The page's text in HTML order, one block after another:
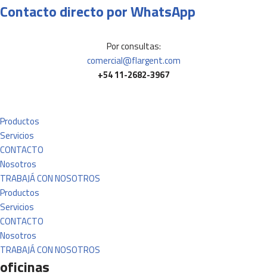
Contacto directo por WhatsApp
Por consultas:
comercial@flargent.com
+54 11-2682-3967
Productos
Servicios
CONTACTO
Nosotros
TRABAJÁ CON NOSOTROS
Productos
Servicios
CONTACTO
Nosotros
TRABAJÁ CON NOSOTROS
oficinas